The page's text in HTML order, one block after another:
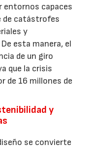
entornos capaces
de catástrofes
y
esta manera, el
de un giro
que la crisis
de 16 millones de
y
se convierte